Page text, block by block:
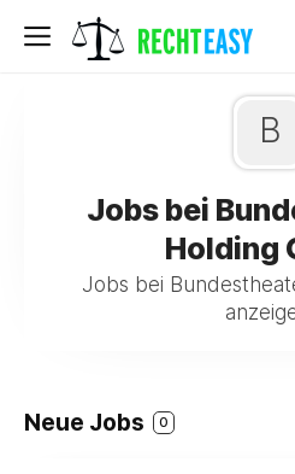
B
Jobs bei
Holding
Jobs bei
Neue Jobs 0